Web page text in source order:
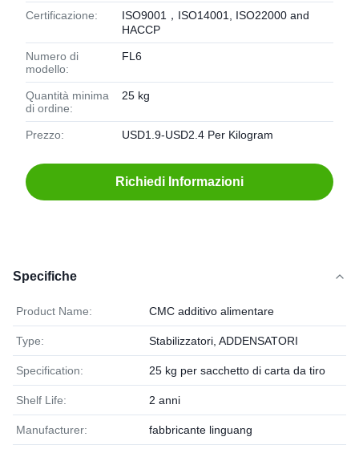
Certificazione:
ISO9001，ISO14001, ISO22000 and
HACCP
Numero di
modello:
FL6
Quantità minima
di ordine:
25 kg
Prezzo: USD1.9-USD2.4 Per Kilogram
Richiedi Informazioni
Specifiche
Product Name: CMC additivo alimentare
Type: Stabilizzatori, ADDENSATORI
Specification: 25 kg per sacchetto di carta da tiro
Shelf Life: 2 anni
Manufacturer: fabbricante linguang